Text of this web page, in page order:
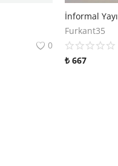
0
Furkant35
₺ 667